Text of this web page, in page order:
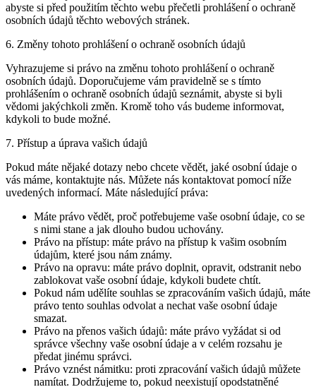
abyste si před použitím těchto webu přečetli prohlášení o ochraně
osobních údajů těchto webových stránek.
6. Změny tohoto prohlášení o ochraně osobních údajů
Vyhrazujeme si právo na změnu tohoto prohlášení o ochraně
osobních údajů. Doporučujeme vám pravidelně se s tímto
prohlášením o ochraně osobních údajů seznámit, abyste si byli
vědomi jakýchkoli změn. Kromě toho vás budeme informovat,
kdykoli to bude možné.
7. Přístup a úprava vašich údajů
Pokud máte nějaké dotazy nebo chcete vědět, jaké osobní údaje o
vás máme, kontaktujte nás. Můžete nás kontaktovat pomocí níže
uvedených informací. Máte následující práva:
Máte právo vědět, proč potřebujeme vaše osobní údaje, co se
s nimi stane a jak dlouho budou uchovány.
Právo na přístup: máte právo na přístup k vašim osobním
údajům, které jsou nám známy.
Právo na opravu: máte právo doplnit, opravit, odstranit nebo
zablokovat vaše osobní údaje, kdykoli budete chtít.
Pokud nám udělíte souhlas se zpracováním vašich údajů, máte
právo tento souhlas odvolat a nechat vaše osobní údaje
smazat.
Právo na přenos vašich údajů: máte právo vyžádat si od
správce všechny vaše osobní údaje a v celém rozsahu je
předat jinému správci.
Právo vznést námitku: proti zpracování vašich údajů můžete
namítat. Dodržujeme to, pokud neexistují opodstatněné